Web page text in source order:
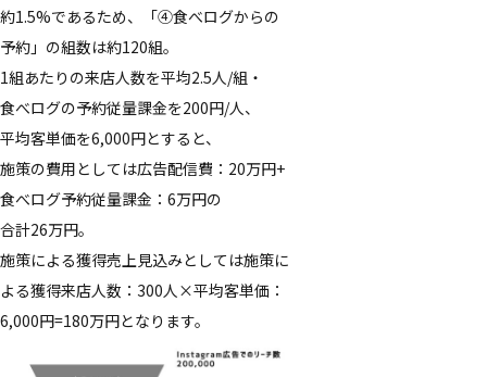
約1.5%である​ため、​「④​食べログからの​
予約」の​組数は​約120組。
1組あたりの​来店人数を​平均2.5人/組・​
食べログの​予約従量課金を​200円/人、​
平均客単価を​6,000円と​すると、
施策の​費用と​しては​広告配信費：20万円+​
食べログ予約従量課金：6万円の​
合計26万円。
施策に​よる​獲得売上見込みと​しては​施策に​
よる​獲得来店​人数：300人×平均客単価：
6,000円=180万円と​なります。